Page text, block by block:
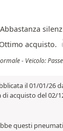
acquisto.
- Veicolo:
il 01/01/26
acquisto del 02/
questi